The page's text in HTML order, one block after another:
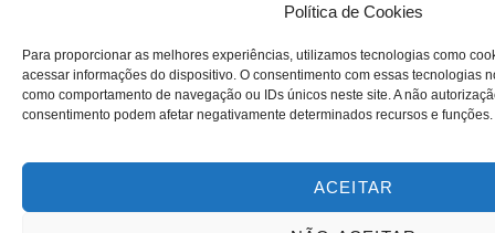
Política de Cookies
Para proporcionar as melhores experiências, utilizamos tecnologias como
acessar informações do dispositivo. O consentimento com essas tecnologias
como comportamento de navegação ou IDs únicos neste site. A não
consentimento podem afetar negativamente determinados recursos e funções.
ACEITAR